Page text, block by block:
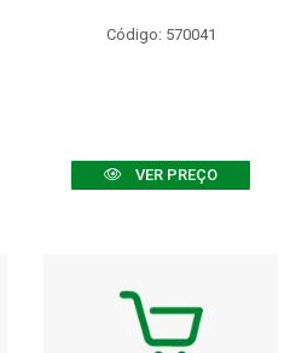
Código: 570041
VER PREÇO